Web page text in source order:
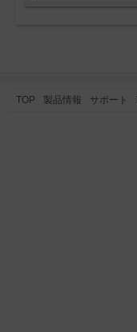
TOP 製品情報 サポート